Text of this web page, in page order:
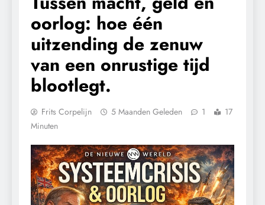
oorlog: hoe één
uitzending de zenuw
van een onrustige tijd
blootlegt.
Frits Corpelijn 5 Maanden Geleden 1
17
Minuten